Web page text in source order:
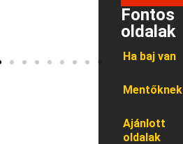
Fontos
oldalak
Ha baj van
Mentőknek
Ajánlott
oldalak